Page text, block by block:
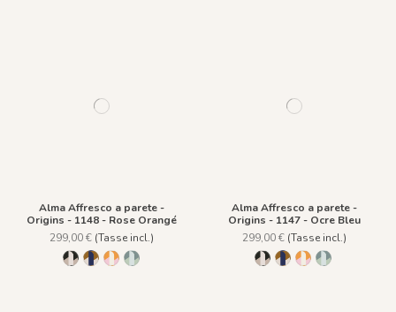
Alma Affresco a parete -
Origins - 1148 - Rose Orangé
299,00 € (Tasse incl.)
1146 - Noir Ivoire
1147 - Ocre Bleu
1148 - Rose Orangé
1149 - Vert Grisé
Alma Affresco a parete -
Origins - 1147 - Ocre Bleu
299,00 €(Tasse incl.)
1146 - Noir Ivoire
1147 - Ocre Bleu
1148 - Rose
1149 - Vert